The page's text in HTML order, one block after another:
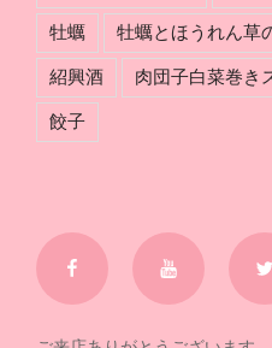
牡蠣 牡蠣とほうれん草
紹興酒 肉団子白菜巻き
餃子
Facebook YouTube